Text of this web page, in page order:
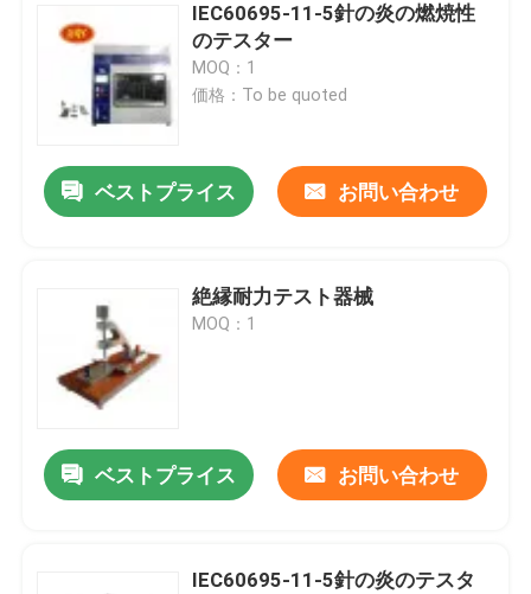
IEC60695-11-5針の炎の燃焼性
のテスター
MOQ：1
価格：To be quoted
ベストプライス お問い合わせ
絶縁耐力テスト器械
MOQ：1
ベストプライス お問い合わせ
IEC60695-11-5針の炎のテスタ